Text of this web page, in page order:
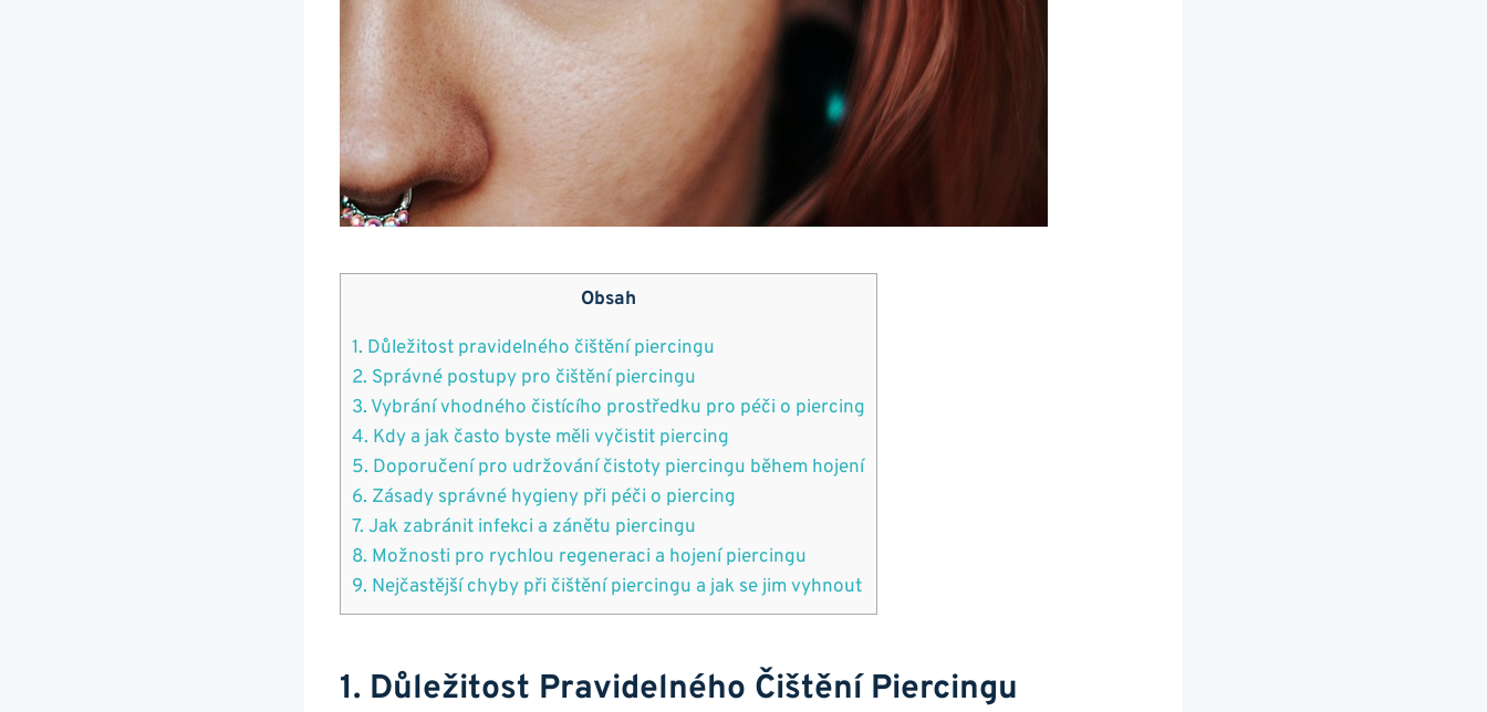
Obsah
1. Důležitost pravidelného čištění piercingu
2. Správné postupy pro čištění piercingu
3. Vybrání vhodného čistícího prostředku pro péči o piercing
4. Kdy a jak často byste měli vyčistit piercing
5. Doporučení pro udržování čistoty piercingu během hojení
6. Zásady správné hygieny při péči o piercing
7. Jak zabránit infekci a zánětu piercingu
8. Možnosti pro rychlou regeneraci a hojení piercingu
9. Nejčastější chyby při čištění piercingu a jak se jim vyhnout
1. Důležitost Pravidelného Čištění Piercingu